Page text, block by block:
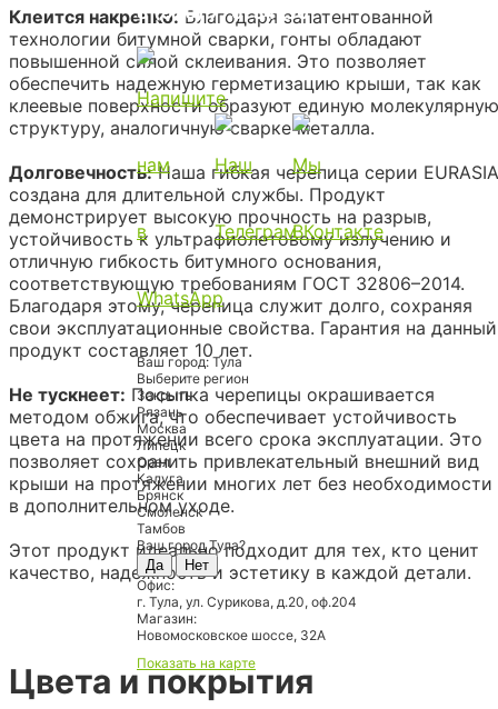
8 (920) 776-54-30
Ваш город:Тула
Выберите регион
Закрыть
Рязань
Москва
Липецк
Орел
Калуга
Брянск
Смоленск
Тамбов
Ваш город Тула?
Да
Нет
Офис:
г. Тула, ул. Сурикова, д.20, оф.204
Магазин:
Новомосковское шоссе, 32А
Показать на карте
Клеится накрепко: Благодаря запатентованной
технологии битумной сварки, гонты обладают
повышенной силой склеивания. Это позволяет
обеспечить надежную герметизацию крыши, так как
клеевые поверхности образуют единую молекулярную
структуру, аналогичную сварке металла.
Долговечность:Наша гибкая черепица серии EURASIA
создана для длительной службы. Продукт
демонстрирует высокую прочность на разрыв,
устойчивость к ультрафиолетовому излучению и
отличную гибкость битумного основания,
соответствующую требованиям ГОСТ 32806–2014.
Благодаря этому, черепица служит долго, сохраняя
свои эксплуатационные свойства. Гарантия на данный
продукт составляет 10 лет.
Не тускнеет: Посыпка черепицы окрашивается
методом обжига, что обеспечивает устойчивость
цвета на протяжении всего срока эксплуатации. Это
позволяет сохранить привлекательный внешний вид
крыши на протяжении многих лет без необходимости
в дополнительном уходе.
Этот продукт идеально подходит для тех, кто ценит
качество, надежность и эстетику в каждой детали.
Цвета и покрытия